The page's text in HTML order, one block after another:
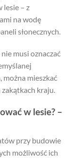
lesie – z
na wodę
słonecznych.
musi oznaczać
mieszkać
kraju.
w lesie? –
przy budowie
możliwość ich